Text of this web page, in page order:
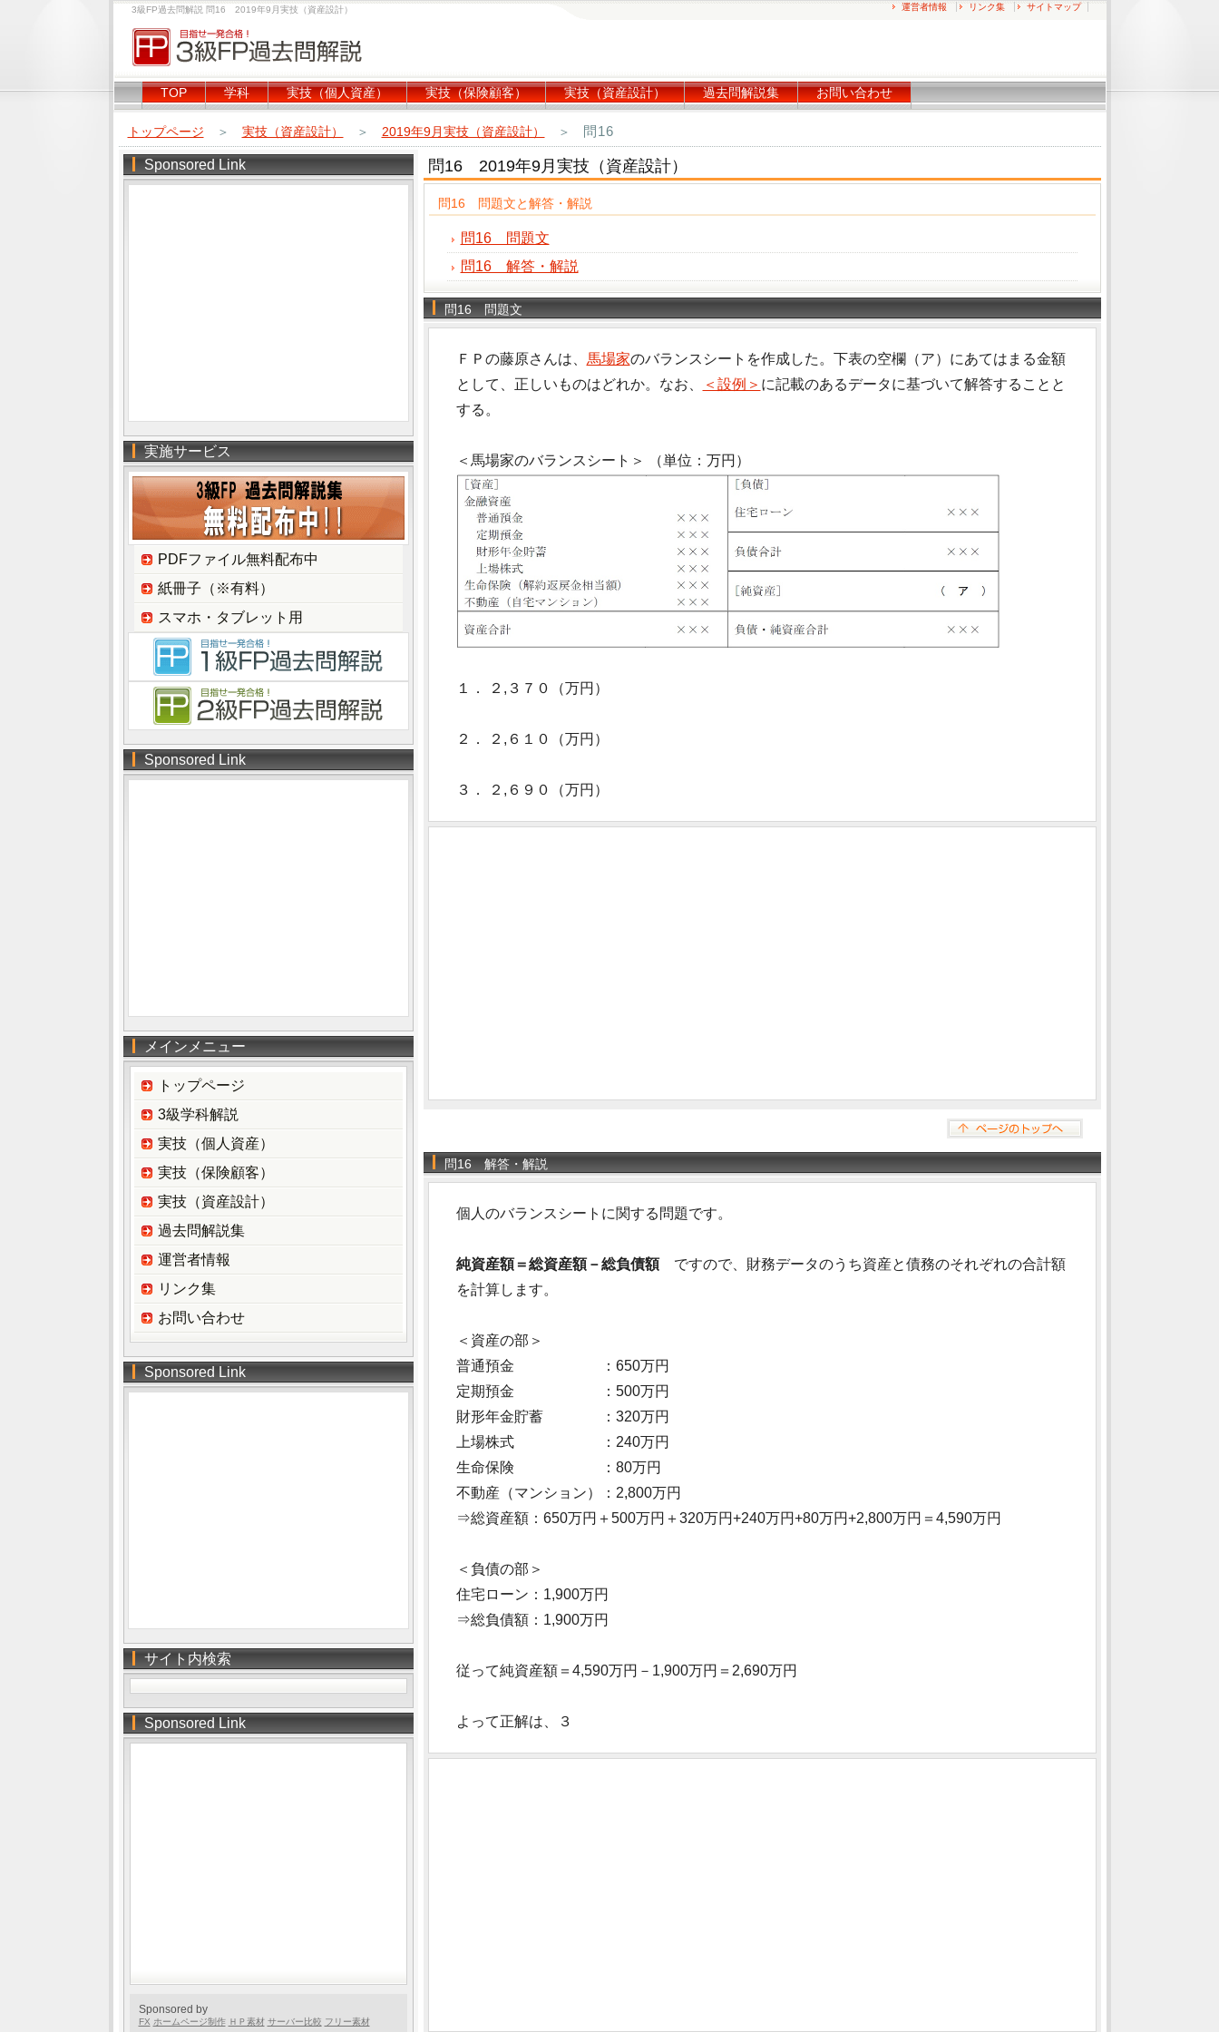
3級FP過去問解説 問16 2019年9月実技（資産設計） 運営者情報 リンク集 サイトマップ
TOP 学科 実技（個人資産） 実技（保険顧客） 実技（資産設計） 過去問解説集 お問い合わせ
トップページ ＞ 実技（資産設計） ＞ 2019年9月実技（資産設計） ＞ 問16
問16 2019年9月実技（資産設計）
問16 問題文と解答・解説
問16 問題文
問16 解答・解説
問16 問題文
ＦＰの藤原さんは、 馬場家のバランスシートを作成した。下表の空欄（ア）にあてはまる金額
として、正しいものはどれか。なお、
＜設例＞ に記載のあるデータに基づいて解答することと
する。
＜馬場家のバランスシート＞ （単位：万円）
１． ２,３７０（万円）
２． ２,６１０（万円）
３． ２,６９０（万円）
問16 解答・解説
個人のバランスシートに関する問題です。
純資産額＝総資産額－総負債額ですので、財務データのうち資産と債務のそれぞれの合計額
を計算します。
＜資産の部＞
普通預金 ：650万円
定期預金 ：500万円
財形年金貯蓄 ：320万円
上場株式 ：240万円
生命保険 ：80万円
不動産（マンション）：2,800万円
⇒総資産額：650万円＋500万円＋320万円+240万円+80万円+2,800万円＝4,590万円
＜負債の部＞
住宅ローン：1,900万円
⇒総負債額：1,900万円
従って純資産額＝4,590万円－1,900万円＝2,690万円
よって正解は、３
Sponsored Link
実施サービス
PDFファイル無料配布中
紙冊子（※有料）
スマホ・タブレット用
Sponsored Link
メインメニュー
トップページ
3級学科解説
実技（個人資産）
実技（保険顧客）
実技（資産設計）
過去問解説集
運営者情報
リンク集
お問い合わせ
Sponsored Link
サイト内検索
Sponsored Link
Sponsored by
FX ホームページ制作 ＨＰ素材 サーバー比較 フリー素材